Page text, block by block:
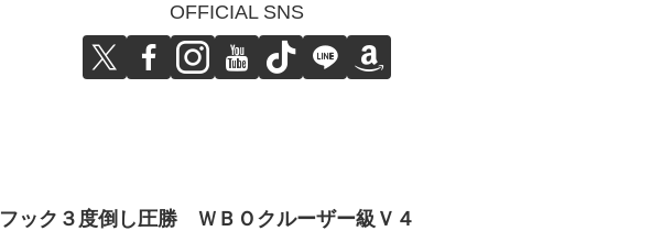
OFFICIAL SNS
フック３度倒し圧勝 ＷＢＯクルーザー級Ｖ４